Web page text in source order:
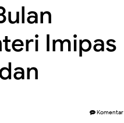
Imipas
Komentar